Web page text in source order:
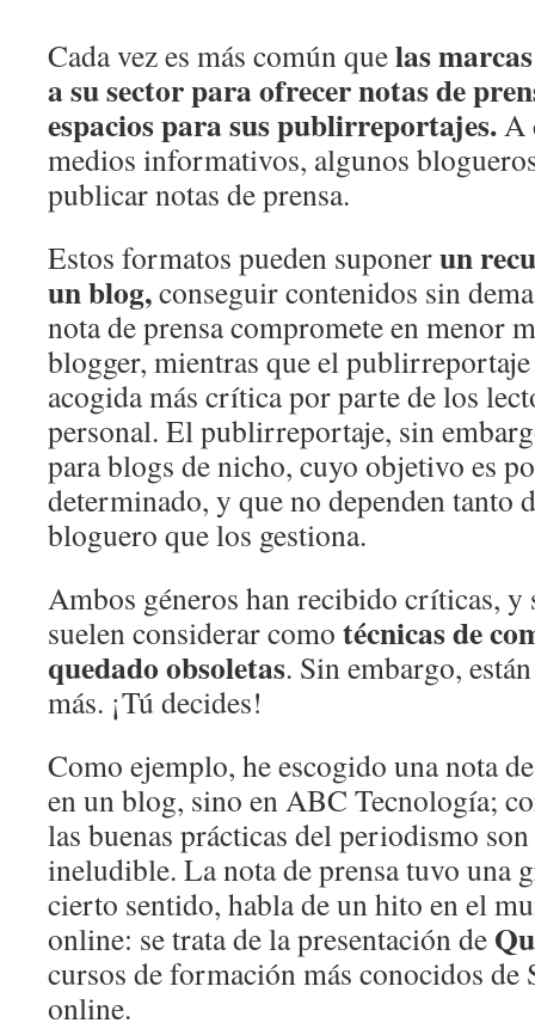
Cada vez es más común quelas
a su sector para ofrecer notas de
espacios para sus publirreportajes.A
medios informativos, algunos
publicar notas de prensa.
Estos formatos pueden suponerun
un blog,conseguir contenidos sin
nota de prensa compromete en menor
blogger, mientras que el
acogida más crítica por parte de los
personal. El publirreportaje, sin
para blogs de nicho, cuyo objetivo es
determinado, y que no dependen tanto
bloguero que los gestiona.
Ambos géneros han recibido críticas, y
suelen considerar como técnicas de
quedado obsoletas. Sin embargo,
más. ¡Tú decides!
Como ejemplo, he escogido una nota
en un blog, sino en ABC Tecnología;
las buenas prácticas del periodismo
ineludible. La nota de prensa tuvo una
cierto sentido, habla de un hito en el
online: se trata de la presentación de
cursos de formación más conocidos de
online.